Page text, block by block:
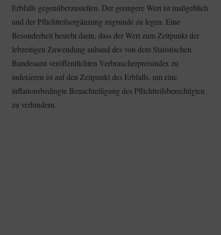
Erbfalls gegenüberzustellen. Der geringere Wert ist maßgeblich
und der Pflichtteilsergänzung zugrunde zu legen. Eine
Besonderheit besteht darin, dass der Wert zum Zeitpunkt der
lebzeitigen Zuwendung anhand des von dem Statistischen
Bundesamt veröffentlichten Verbraucherpreisindex zu
indexieren ist auf den Zeitpunkt des Erbfalls, um eine
inflationsbedingte Benachteiligung des Pflichtteilsberechtigten
zu verhindern.